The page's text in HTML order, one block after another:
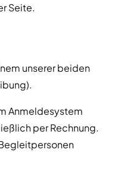
Seite.
unserer beiden
Anmeldesystem
per Rechnung.